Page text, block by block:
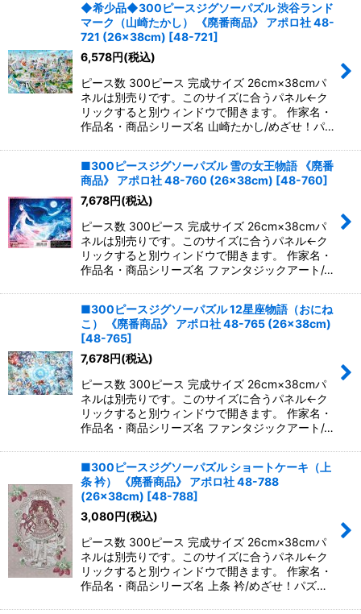
◆希少品◆300ピースジグソーパズル 渋谷ランド
マーク（山崎たかし） 《廃番商品》 アポロ社 48-
721 (26×38cm) [48-721]
6,578円(税込)
ピース数 300ピース 完成サイズ 26cm×38cmパ
ネルは別売りです。このサイズに合うパネル←ク
リックすると別ウィンドウで開きます。 作家名・
作品名・商品シリーズ名 山崎たかし/めざせ！パ…
■300ピースジグソーパズル 雪の女王物語 《廃番
商品》 アポロ社 48-760 (26×38cm) [48-760]
7,678円(税込)
ピース数 300ピース 完成サイズ 26cm×38cmパ
ネルは別売りです。このサイズに合うパネル←ク
リックすると別ウィンドウで開きます。 作家名・
作品名・商品シリーズ名 ファンタジックアート/…
■300ピースジグソーパズル 12星座物語（おにね
こ） 《廃番商品》 アポロ社 48-765 (26×38cm)
[48-765]
7,678円(税込)
ピース数 300ピース 完成サイズ 26cm×38cmパ
ネルは別売りです。このサイズに合うパネル←ク
リックすると別ウィンドウで開きます。 作家名・
作品名・商品シリーズ名 ファンタジックアート/…
■300ピースジグソーパズル ショートケーキ（上
条 衿） 《廃番商品》 アポロ社 48-788
(26×38cm) [48-788]
3,080円(税込)
ピース数 300ピース 完成サイズ 26cm×38cmパ
ネルは別売りです。このサイズに合うパネル←ク
リックすると別ウィンドウで開きます。 作家名・
作品名・商品シリーズ名 上条 衿/めざせ！パズ…